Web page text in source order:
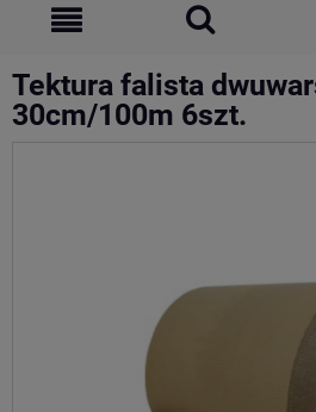
Tektura falista
30cm/100m 6szt.